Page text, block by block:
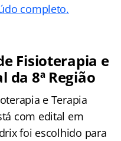
completo.
Fisioterapia e
da 8ª Região
e Terapia
com edital em
foi escolhido para